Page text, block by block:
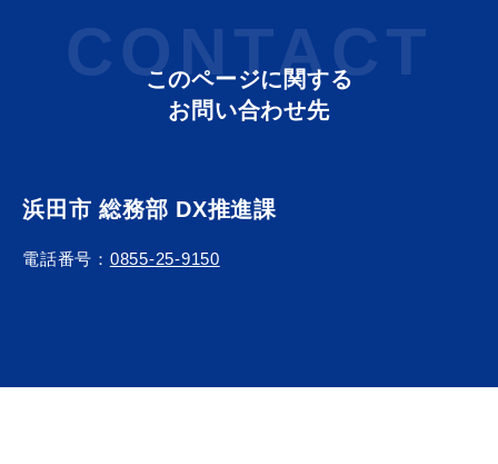
目的別の
CONTACT
このページに関する
お問い合わせ先
浜田市 総務部 DX推進課
電話番号： 0855-25-9150